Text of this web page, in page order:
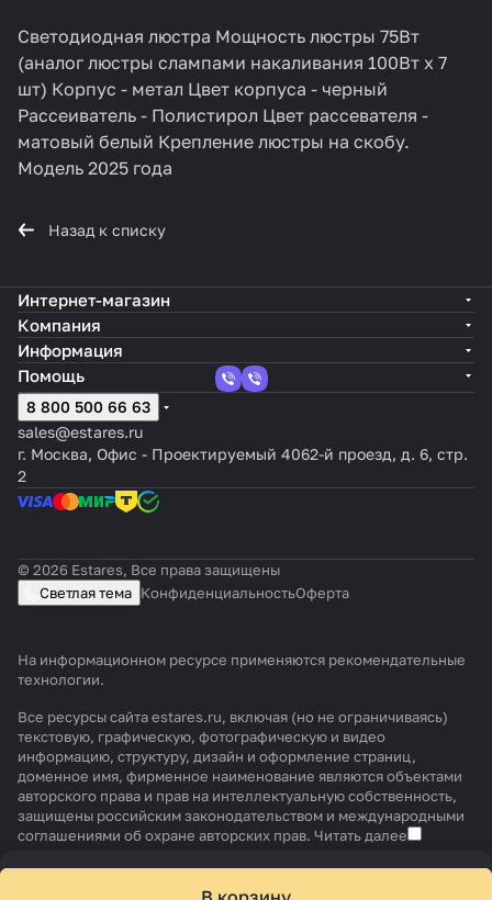
Светодиодная люстра Мощность люстры 75Вт
(аналог люстры слампами накаливания 100Вт х 7
шт) Корпус - метал Цвет корпуса - черный
Рассеиватель - Полистирол Цвет рассевателя -
матовый белый Крепление люстры на скобу.
Модель 2025 года
Назад к списку
Интернет-магазин
Компания
Информация
Помощь
8 800 500 66 63
sales@estares.ru
г. Москва, Офис - Проектируемый 4062-й проезд, д. 6, стр.
2
© 2026 Estares, Все права защищены
Светлая тема КонфиденциальностьОферта
На информационном ресурсе применяются рекомендательные
технологии.
Все ресурсы сайта estares.ru, включая (но не ограничиваясь)
текстовую, графическую, фотографическую и видео
информацию, структуру, дизайн и оформление страниц,
доменное имя, фирменное наименование являются объектами
авторского права и прав на интеллектуальную собственность,
защищены российским законодательством и международными
соглашениями об охране авторских прав. Читать далее